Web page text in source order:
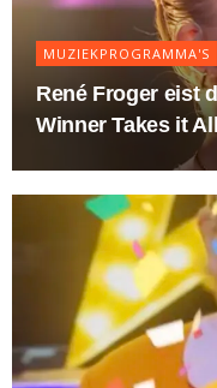
MUZIEKPROGRAMMA'S
René Froger eist
Winner Takes it